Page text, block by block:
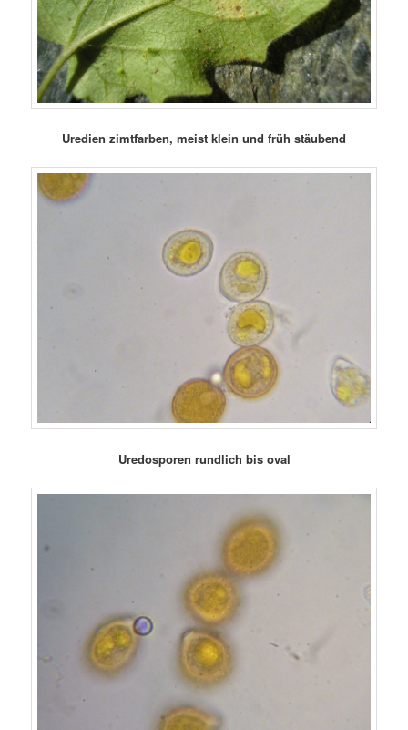
Uredien zimtfarben, meist klein und früh stäubend
Uredosporen rundlich bis oval